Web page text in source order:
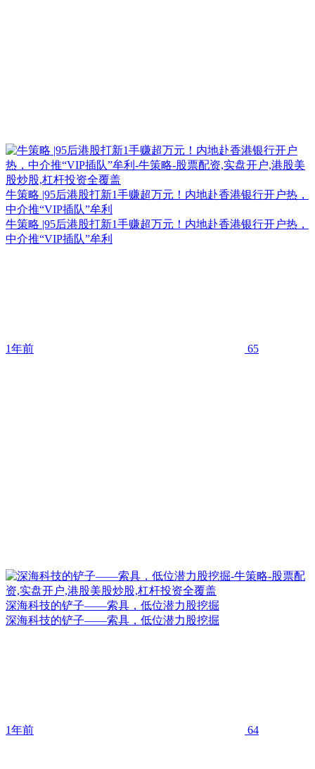
牛策略 |95后港股打新1手赚超万元！内地赴香港银行开户热，
中介推“VIP插队”牟利
牛策略 |95后港股打新1手赚超万元！内地赴香港银行开户热，
中介推“VIP插队”牟利
1年前 65
深海科技的铲子——索具，低位潜力股挖掘
深海科技的铲子——索具，低位潜力股挖掘
1年前 64